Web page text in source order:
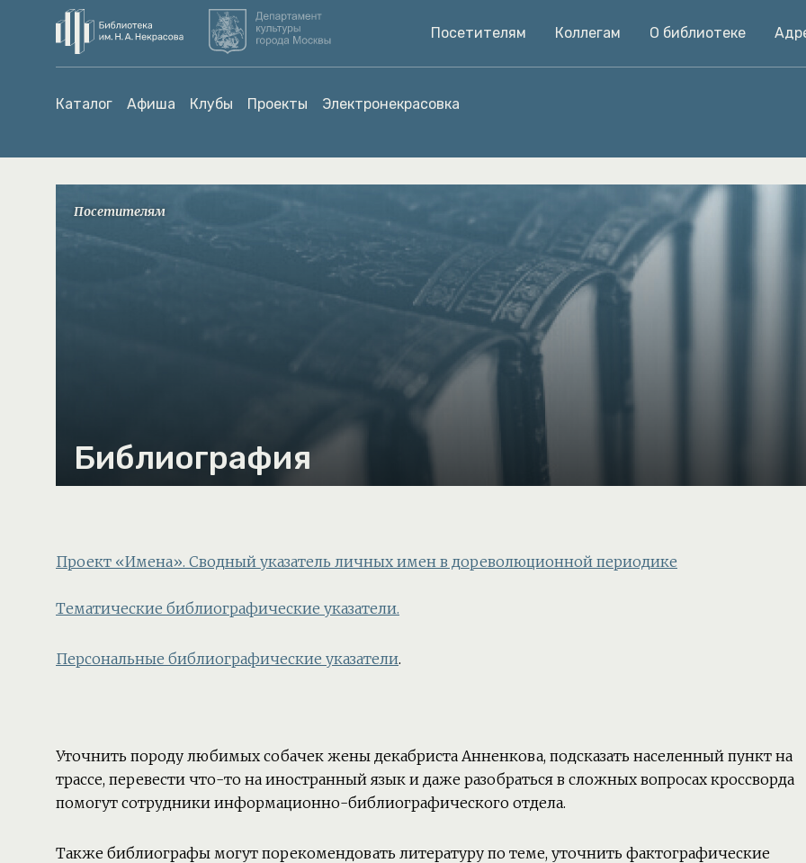
Посетителям Коллегам О библиотеке
Каталог Афиша Клубы Проекты Электронекрасовка
Посетителям
Библиография
Проект «Имена». Сводный указатель личных имен в дореволюционной периодике
Тематические библиографические указатели.
Персональные библиографические указатели.
Уточнить породу любимых собачек жены декабриста Анненкова, подсказать населенный пункт на
трассе, перевести что-то на иностранный язык и даже разобраться в сложных вопросах кроссворда
помогут сотрудники информационно-библиографического отдела.
Также библиографы могут порекомендовать литературу по теме, уточнить фактографические